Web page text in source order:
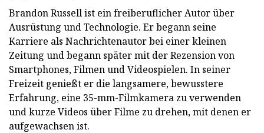
Brandon Russell ist ein freiberuflicher Autor über
Ausrüstung und Technologie. Er begann seine
Karriere als Nachrichtenautor bei einer kleinen
Zeitung und begann später mit der Rezension von
Smartphones, Filmen und Videospielen. In seiner
Freizeit genießt er die langsamere, bewusstere
Erfahrung, eine 35-mm-Filmkamera zu verwenden
und kurze Videos über Filme zu drehen, mit denen er
aufgewachsen ist.